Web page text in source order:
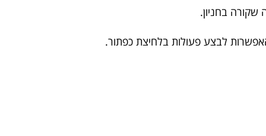
בחניון.
לבצע פעולות בלחיצת כפתור.